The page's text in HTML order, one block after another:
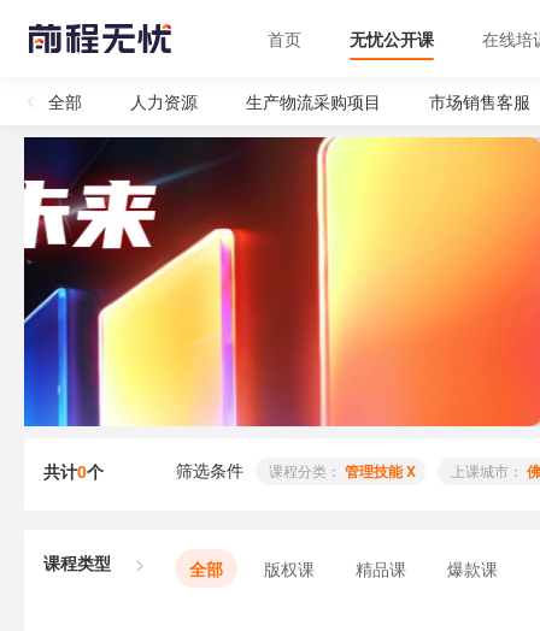
首页 无忧公开课 在线培
全部 人力资源 生产物流采购项目 市场销售客服
共计0个 筛选条件 课程分类： 管理技能 X 上课城市：
课程类型 全部 版权课 精品课 爆款课